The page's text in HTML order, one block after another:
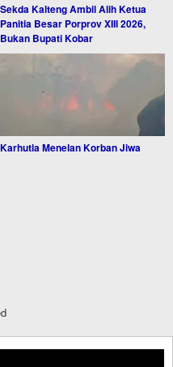
Sekda Kalteng Ambil Alih Ketua
Panitia Besar Porprov XIII 2026,
Bukan Bupati Kobar
Karhutla Menelan Korban Jiwa